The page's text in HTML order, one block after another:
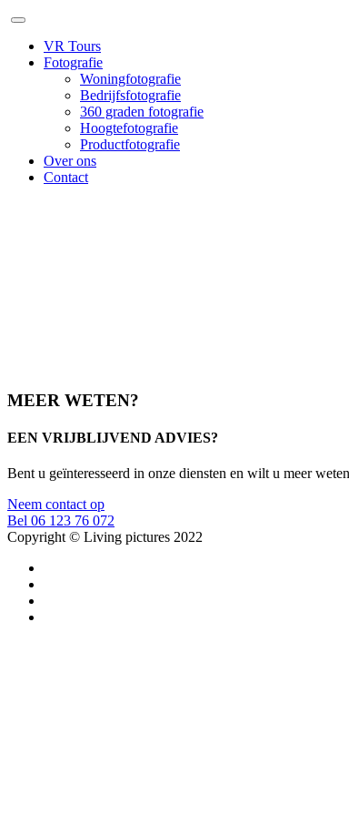
VR Tours
Fotografie
Woningfotografie
Bedrijfsfotografie
360 graden fotografie
Hoogtefotografie
Productfotografie
Over ons
Contact
MEER WETEN?
EEN VRIJBLIJVEND ADVIES?
Bent u geïnteresseerd in onze diensten en wilt u meer
Neem contact op
Bel 06 123 76 072
Copyright © Living pictures 2022